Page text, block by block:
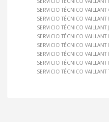
SERVICIO TÉCNICO VAILLANT
SERVICIO TÉCNICO VAILLANT
SERVICIO TÉCNICO VAILLANT
SERVICIO TÉCNICO VAILLANT
SERVICIO TÉCNICO VAILLANT
SERVICIO TÉCNICO VAILLANT
SERVICIO TÉCNICO
SERVICIO TÉCNICO VAILLANT